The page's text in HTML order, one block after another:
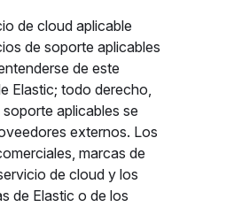
de cloud aplicable
de soporte aplicables
de este
Elastic; todo derecho,
aplicables se
externos. Los
marcas de
de cloud y los
de Elastic o de los